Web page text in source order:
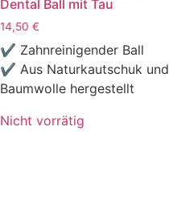
Dental Ball mit Tau
14,50 €
✔ Zahnreinigender Ball
✔ Aus Naturkautschuk und
Baumwolle hergestellt
Nicht vorrätig